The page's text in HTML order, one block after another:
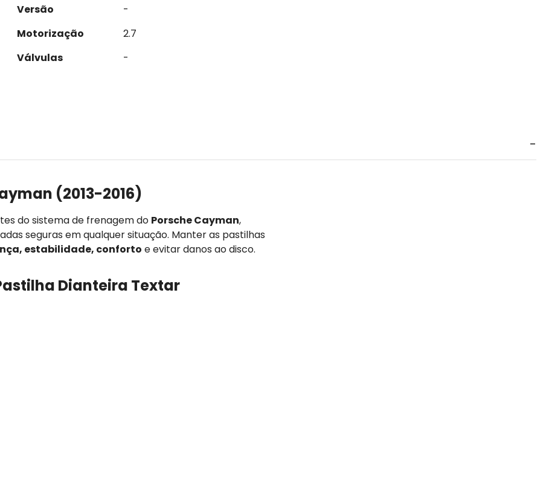
Versão
-
Motorização
2.7
Válvulas
-
(2013-2016)
do sistema de frenagem do Porsche Cayman,
seguras em qualquer situação. Manter as pastilhas
estabilidade, conforto e evitar danos ao disco.
Dianteira Textar